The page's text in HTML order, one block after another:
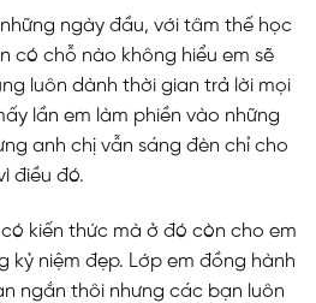
ngày đầu, với tâm thế học
có chỗ nào không hiểu em sẽ
luôn dành thời gian trả lời mọi
lần em làm phiền vào những
anh chị vẫn sáng đèn chỉ cho
điều đó.
kiến thức mà ở đó còn cho em
kỷ niệm đẹp. Lớp em đồng hành
ngắn thôi nhưng các bạn luôn